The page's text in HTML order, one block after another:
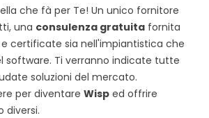
che fà per Te! Un unico fornitore
una consulenza gratuita fornita
certificate sia nell'impiantistica che
software. Ti verranno indicate tutte
soluzioni del mercato.
per diventare Wisp ed offrire
diversi.